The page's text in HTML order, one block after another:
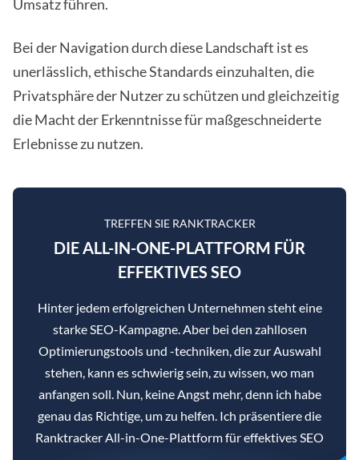
Umsatz führen.
Bei der Navigation durch diese Landschaft ist es
unerlässlich, ethische Standards einzuhalten, die
Privatsphäre der Nutzer zu schützen und gleichzeitig
die Macht der Erkenntnisse für maßgeschneiderte
Erlebnisse zu nutzen.
TREFFEN SIE RANKTRACKER
DIE ALL-IN-ONE-PLATTFORM FÜR
EFFEKTIVES SEO
Hinter jedem erfolgreichen Unternehmen steht eine
starke SEO-Kampagne. Aber bei den zahllosen
Optimierungstools und -techniken, die zur Auswahl
stehen, kann es schwierig sein, zu wissen, wo man
anfangen soll. Nun, keine Angst mehr, denn ich habe
genau das Richtige, um zu helfen. Ich präsentiere die
Ranktracker All-in-One-Plattform für effektives SEO